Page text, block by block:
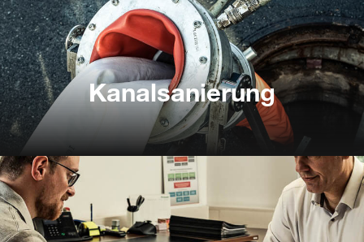
Dichtheitsprüfung
Kanalsanierung
Kanalsanierung